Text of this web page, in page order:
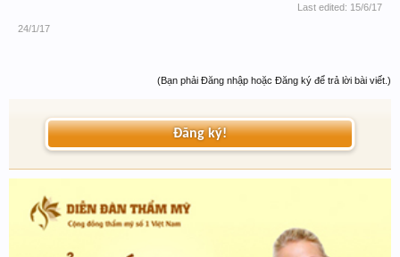
Last edited: 15/6/17
24/1/17
(Bạn phải Đăng nhập hoặc Đăng ký để trả lời bài viết.)
Đăng ký!